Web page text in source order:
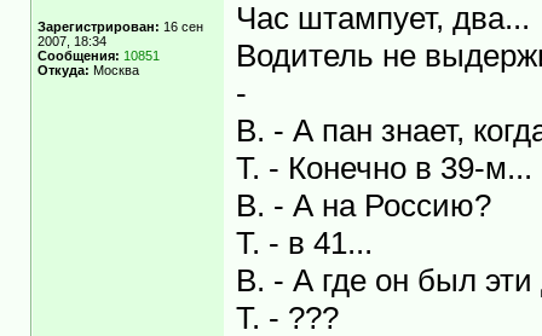
Зарегистрирован: 16 сен
2007, 18:34
Сообщения: 10851
Откуда: Москва
Час штампует, два...
Водитель не
-
В. - А пан знает,
Т. - Конечно в 39-м...
В. - А на Россию?
Т. - в 41...
В. - А где он был эти
Т. - ???